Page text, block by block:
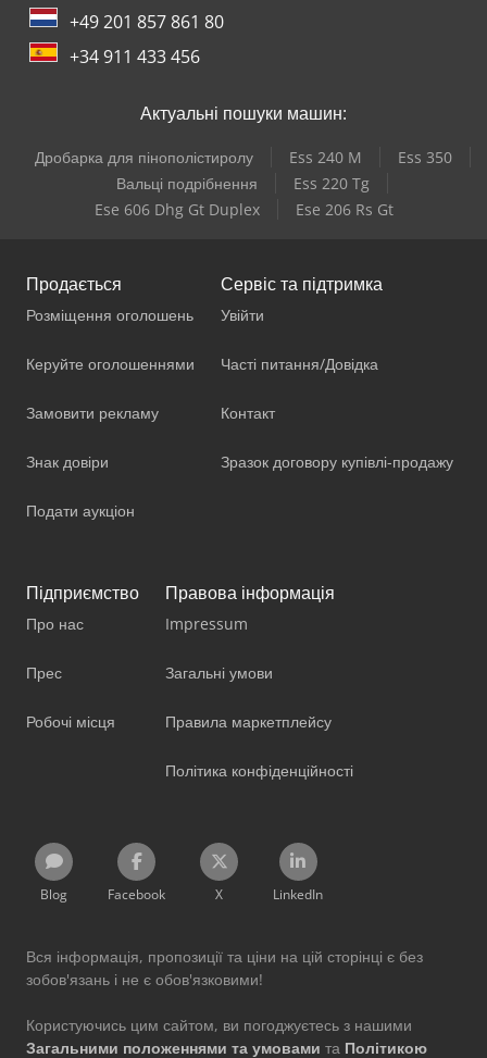
+49 201 857 861 80
+34 911 433 456
Актуальні пошуки машин:
Дробарка для пінополістиролу Ess 240 M
Ess 350
Вальці подрібнення
Ess 220 Tg
Ese 606 Dhg Gt Duplex
Ese 206 Rs Gt
Продається
Розміщення оголошень
Керуйте оголошеннями
Замовити рекламу
Знак довіри
Подати аукціон
Сервіс та підтримка
Увійти
Часті питання/Довідка
Контакт
Зразок договору купівлі-продажу
Підприємство
Про нас
Прес
Робочі місця
Правова інформація
Impressum
Загальні умови
Правила маркетплейсу
Політика конфіденційності
Blog Facebook X LinkedIn
Вся інформація, пропозиції та ціни на цій сторінці є без
зобов'язань і не є обов'язковими!
Користуючись цим сайтом, ви погоджуєтесь з нашими
Загальними положеннями та умовами та Політикою